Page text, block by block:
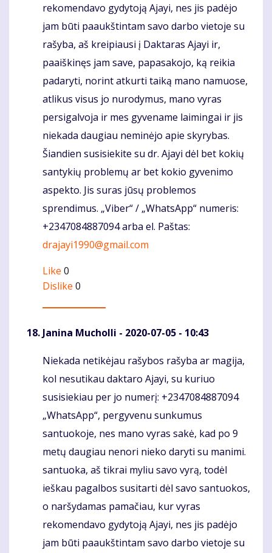
rekomendavo gydytoją Ajayi, nes jis padėjo
jam būti paaukštintam savo darbo vietoje su
rašyba, aš kreipiausi į Daktaras Ajayi ir,
paaiškinęs jam save, papasakojo, ką reikia
padaryti, norint atkurti taiką mano namuose,
atlikus visus jo nurodymus, mano vyras
persigalvoja ir mes gyvename laimingai ir jis
niekada daugiau neminėjo apie skyrybas.
Šiandien susisiekite su dr. Ajayi dėl bet kokių
santykių problemų ar bet kokio gyvenimo
aspekto. Jis suras jūsų problemos
sprendimus. „Viber“ / „WhatsApp“ numeris:
+2347084887094 arba el. Paštas:
drajayi1990@gmail.com
Like 0
Dislike 0
Janina Mucholli - 2020-07-05 - 10:43
Komentaras
Niekada netikėjau rašybos rašyba ar magija,
kol nesutikau daktaro Ajayi, su kuriuo
susisiekiau per jo numerį: +2347084887094
„WhatsApp“, pergyvenu sunkumus
santuokoje, nes mano vyras sakė, kad po 9
metų daugiau nenori nieko daryti su manimi.
santuoka, aš tikrai myliu savo vyrą, todėl
ieškau pagalbos susitarti dėl savo santuokos,
o naršydamas pamačiau, kur vyras
rekomendavo gydytoją Ajayi, nes jis padėjo
jam būti paaukštintam savo darbo vietoje su